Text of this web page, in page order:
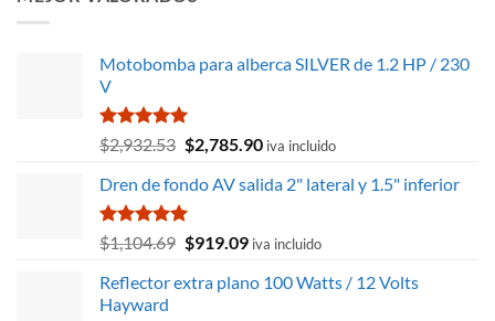
era:
Motobomba para alberca SILVER de 1.2 HP / 230
V
Valorado
con
de 5
$2,932.53 El
original
era:
$2,932.53.
$2,785.90El
actual
$2,785.90.
iva incluido
Dren de fondo AV salida 2" lateral y 1.5" inferior
Valorado
con
de 5
$1,104.69 El
original
$919.09El
actual
iva incluido
Reflector extra plano 100 Watts / 12 Volts
Hayward